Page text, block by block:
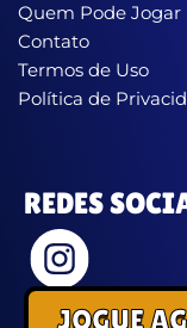
Quem Pode Jogar
Contato
Termos de Uso
Política de
REDES
JOGUE